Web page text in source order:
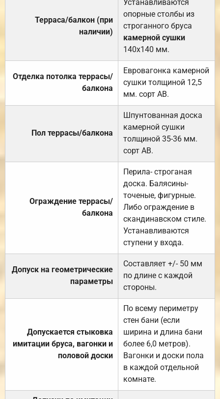
Терраса/балкон (при
наличии)
Устанавливаются
опорные столбы из
строганного бруса
камерной сушки
140х140 мм.
Отделка потолка террасы/
балкона
Евровагонка камерной
сушки толщиной 12,5
мм. сорт АВ.
Пол террасы/балкона
Шпунтованная доска
камерной сушки
толщиной 35-36 мм.
сорт АВ.
Ограждение террасы/
балкона
Перила- строганая
доска. Балясины-
точеные, фигурные.
Либо ограждение в
скандинавском стиле.
Устанавливаются
ступени у входа.
Допуск на геометрические
параметры
Составляет +/- 50 мм
по длине с каждой
стороны.
Допускается стыковка
имитации бруса, вагонки и
половой доски
По всему периметру
стен бани (если
ширина и длина бани
более 6,0 метров).
Вагонки и доски пола
в каждой отдельной
комнате.